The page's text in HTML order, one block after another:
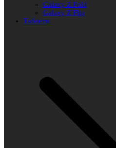
Galaxy Z Fold
Galaxy Z Flip
Таблети